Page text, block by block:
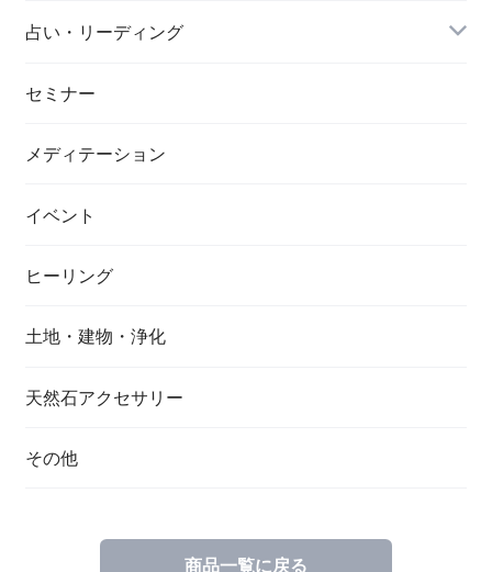
占い・リーディング
セミナー
メディテーション
イベント
ヒーリング
土地・建物・浄化
天然石アクセサリー
その他
商品一覧に戻る